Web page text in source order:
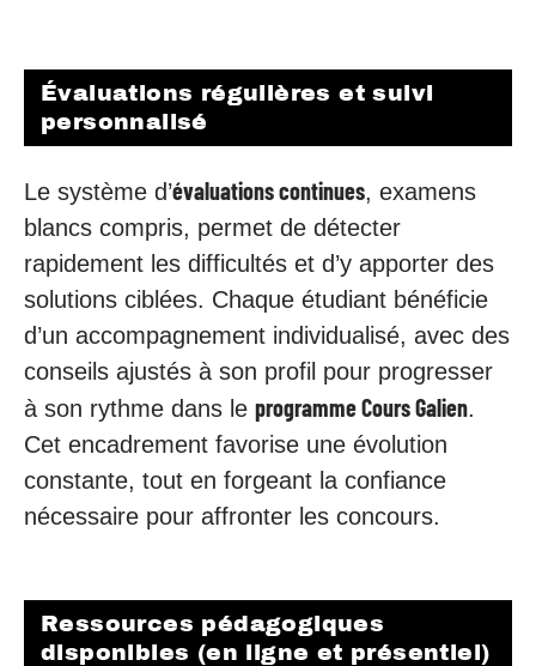
Évaluations régulières et suivi
personnalisé
Le système d’évaluations continues, examens
blancs compris, permet de détecter
rapidement les difficultés et d’y apporter des
solutions ciblées. Chaque étudiant bénéficie
d’un accompagnement individualisé, avec des
conseils ajustés à son profil pour progresser
à son rythme dans le programme Cours Galien.
Cet encadrement favorise une évolution
constante, tout en forgeant la confiance
nécessaire pour affronter les concours.
Ressources pédagogiques
disponibles (en ligne et présentiel)